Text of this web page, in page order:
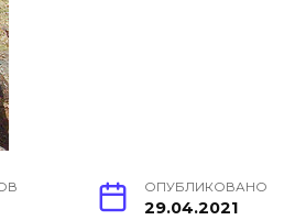
ОПУБЛИКОВАНО
29.04.2021